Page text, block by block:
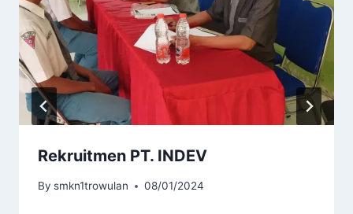
Rekruitmen PT. INDEV
By smkn1trowulan 08/01/2024